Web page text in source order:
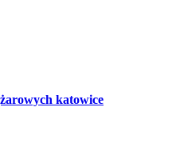
katowice